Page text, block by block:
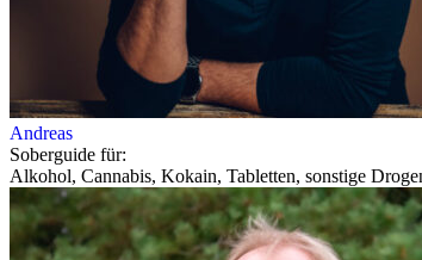
Andreas
Soberguide für:
Alkohol, Cannabis, Kokain, Tabletten, sonstige